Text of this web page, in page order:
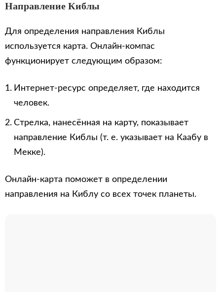
Направление Киблы
Для определения направления Киблы
используется карта. Онлайн-компас
функционирует следующим образом:
Интернет-ресурс определяет, где находится
человек.
Стрелка, нанесённая на карту, показывает
направление Киблы (т. е. указывает на Каабу в
Мекке).
Онлайн-карта поможет в определении
направления на Киблу со всех точек планеты.